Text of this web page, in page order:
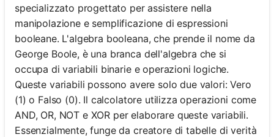
specializzato progettato per assistere nella
manipolazione e semplificazione di espressioni
booleane. L'algebra booleana, che prende il nome da
George Boole, è una branca dell'algebra che si
occupa di variabili binarie e operazioni logiche.
Queste variabili possono avere solo due valori: Vero
(1) o Falso (0). Il calcolatore utilizza operazioni come
AND, OR, NOT e XOR per elaborare queste variabili.
Essenzialmente, funge da creatore di tabelle di verità